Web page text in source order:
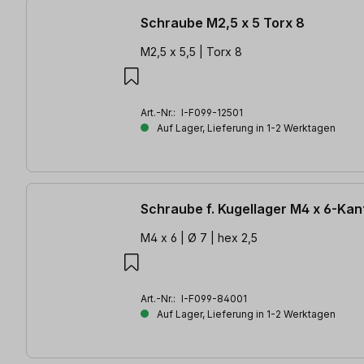
Schraube M2,5 x 5 Torx 8
M2,5 x 5,5 | Torx 8
Art.-Nr.: I-F099-12501
Auf Lager, Lieferung in 1-2 Werktagen
Schraube f. Kugellager M4 x 6-
M4 x 6 | Ø 7 | hex 2,5
Art.-Nr.: I-F099-84001
Auf Lager, Lieferung in 1-2 Werktagen